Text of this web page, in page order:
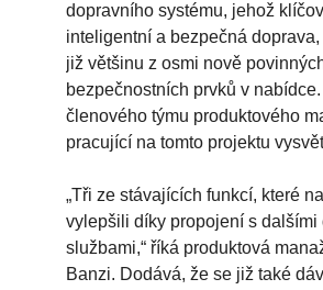
dopravního systému, jehož
inteligentní a bezpečná
již většinu z osmi nově
bezpečnostních prvků v
členového týmu produktového
pracující na tomto projektu
„Tři ze stávajících funkcí, které
vylepšili díky propojení s dalšími
službami,“ říká produktová
Banzi. Dodává, že se již také